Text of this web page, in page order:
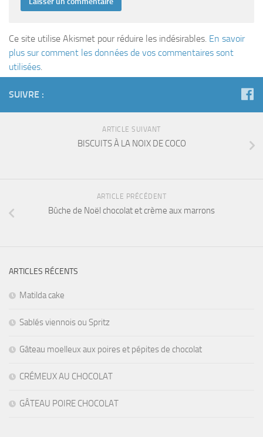
Ce site utilise Akismet pour réduire les indésirables. En savoir
plus sur comment les données de vos commentaires sont
utilisées
SUIVRE :
ARTICLE SUIVANT
BISCUITS À LA NOIX DE COCO
ARTICLE PRÉCÉDENT
Bûche de Noël chocolat et crème aux marrons
ARTICLES RÉCENTS
Matilda cake
Sablés viennois ou Spritz
Gâteau moelleux aux poires et pépites de chocolat
CRÉMEUX AU CHOCOLAT
GÂTEAU POIRE CHOCOLAT